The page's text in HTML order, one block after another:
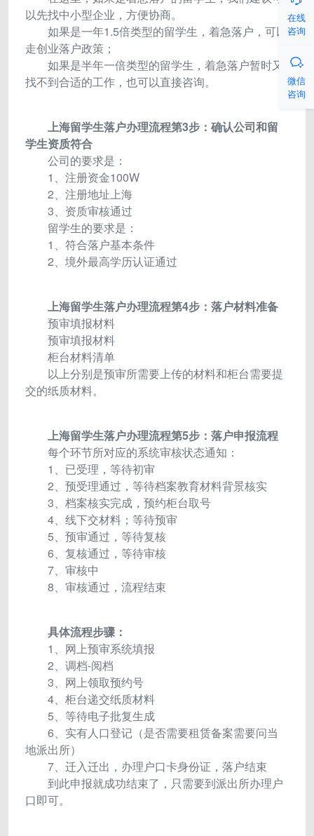
以先找中小型企业，方便协商。
如果是一年1.5倍类型的留学生，着急落户，可以
走创业落户政策；
如果是半年一倍类型的留学生，着急落户暂时又
找不到合适的工作，也可以直接咨询。
上海留学生落户办理流程第3步：确认公司和留
学生资质符合
公司的要求是：
1、注册资金100W
2、注册地址上海
3、资质审核通过
留学生的要求是：
1、符合落户基本条件
2、境外最高学历认证通过
上海留学生落户办理流程第4步：落户材料准备
预审填报材料
预审填报材料
柜台材料清单
以上分别是预审所需要上传的材料和柜台需要提
交的纸质材料。
上海留学生落户办理流程第5步：落户申报流程
每个环节所对应的系统审核状态通知：
1、已受理，等待初审
2、预受理通过，等待档案教育材料背景核实
3、档案核实完成，预约柜台取号
4、线下交材料；等待预审
5、预审通过，等待复核
6、复核通过，等待审核
7、审核中
8、审核通过，流程结束
具体流程步骤：
1、网上预审系统填报
2、调档-阅档
3、网上领取预约号
4、柜台递交纸质材料
5、等待电子批复生成
6、实有人口登记（是否需要租赁备案需要问当
地派出所）
7、迁入迁出，办理户口卡身份证，落户结束
到此申报就成功结束了，只需要到派出所办理户
口即可。
在线
咨询

微信
咨询